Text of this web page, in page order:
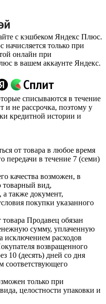
с кэшбеком Яндекс Плюс.
только при
онлайн при
в вашем аккаунте Яндекс.
списываются в течение
и не рассрочка, поэтому у
кредитной истории и
от товара в любое время
передачи в течение 7 (семи)
качества возможен, в
товарный вид,
а также документ,
покупки указанного
Продавец обязан
сумму, уплаченную
исключением расходов
возвращенного
10 (десять) дней со дня
соответствующего
только при
целостности упаковки и